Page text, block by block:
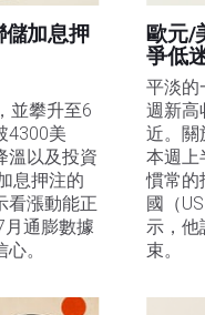
儲加息押
並攀升至6
4300美
溫以及投資
息押注的
看漲動能正
月通膨數據
。
歐元/
爭低
平淡的
週新高
近。關
本週上
慣常的
國（
示，他
束。